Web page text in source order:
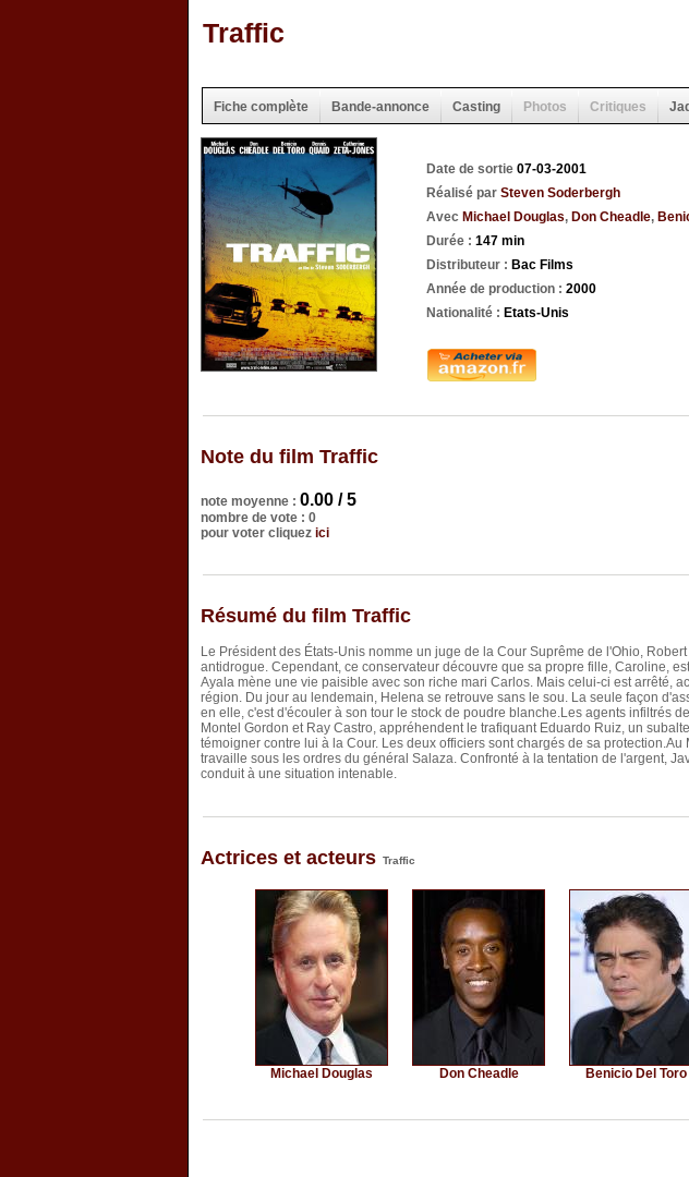
Traffic
Fiche complète Bande-annonce Casting Photos Critiques
Date de sortie 07-03-2001
Réalisé par Steven Soderbergh
Avec Michael Douglas, Don Cheadle,
Durée : 147 min
Distributeur : Bac Films
Année de production : 2000
Nationalité : Etats-Unis
Note du film Traffic
note moyenne : 0.00 / 5
nombre de vote : 0
pour voter cliquez ici
Résumé du film Traffic
Le Président des États-Unis nomme un juge de la Cour Suprême de l'Ohio,
antidrogue. Cependant, ce conservateur découvre que sa propre fille, Caroline,
Ayala mène une vie paisible avec son riche mari Carlos. Mais celui-ci est arrêté,
région. Du jour au lendemain, Helena se retrouve sans le sou. La seule façon
en elle, c'est d'écouler à son tour le stock de poudre blanche.Les agents infiltrés
Montel Gordon et Ray Castro, appréhendent le trafiquant Eduardo Ruiz, un
témoigner contre lui à la Cour. Les deux officiers sont chargés de sa
travaille sous les ordres du général Salaza. Confronté à la tentation de l'argent,
conduit à une situation intenable.
Actrices et acteurs Traffic
Michael Douglas Don Cheadle Benicio Del Toro